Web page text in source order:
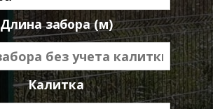
Длина забора (м)
Калитка